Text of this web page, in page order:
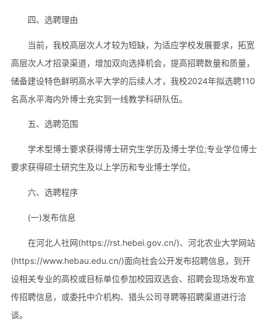
四、选聘理由
当前，我校高层次人才较为短缺，为适应学校发展要求，拓宽
高层次人才招录渠道，增加双向选择机会，提高招聘数量和质量，
储备建设特色鲜明高水平大学的后续人才，我校2024年拟选聘110
名高水平海内外博士充实到一线教学科研队伍。
五、选聘范围
学术型博士要求获得博士研究生学历及博士学位;专业学位博士
要求获得硕士研究生及以上学历和专业博士学位。
六、选聘程序
(一)发布信息
在河北人社网(https://rst.hebei.gov.cn/)、河北农业大学网站
(https://www.hebau.edu.cn/)面向社会公开发布招聘信息，到开
设相关专业的高校或目标单位参加校园双选会、招聘会现场发布宣
传招聘信息，或委托中介机构、猎头公司寻聘等招聘渠道进行洽
谈。